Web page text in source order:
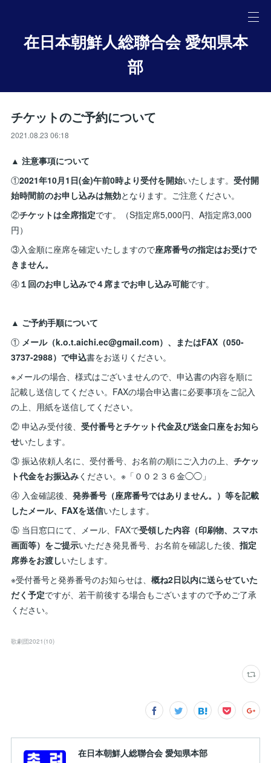
在日本朝鮮人総聯合会 愛知県本
部
チケットのご予約について
2021.08.23 06:18
▲ 注意事項について
①2021年10月1日(金)午前0時より受付を開始いたします。受付開
始時間前のお申し込みは無効となります。ご注意ください。
②チケットは全席指定です。（S指定席5,000円、A指定席3,000
円）
③入金順に座席を確定いたしますので座席番号の指定はお受けで
きません。
④１回のお申し込みで４席までお申し込み可能です。
▲ ご予約手順について
① メール（k.o.t.aichi.ec@gmail.com）、またはFAX（050-
3737-2988）で申込書をお送りください。
※メールの場合、様式はございませんので、申込書の内容を順に
記載し送信してください。FAXの場合申込書に必要事項をご記入
の上、用紙を送信してください。
② 申込み受付後、受付番号とチケット代金及び送金口座をお知ら
せいたします。
③ 振込依頼人名に、受付番号、お名前の順にご入力の上、チケッ
ト代金をお振込みください。※「００２３６金◯◯」
④ 入金確認後、発券番号（座席番号ではありません。）等を記載
したメール、FAXを送信いたします。
⑤ 当日窓口にて、メール、FAXで受領した内容（印刷物、スマホ
画面等）をご提示いただき発見番号、お名前を確認した後、指定
席券をお渡しいたします。
※受付番号と発券番号のお知らせは、概ね2日以内に送らせていた
だく予定ですが、若干前後する場合もございますので予めご了承
ください。
歌劇団2021 (10)
在日本朝鮮人総聯合会 愛知県本部